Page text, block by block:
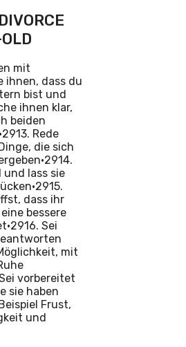
mit
ihnen, dass du
bist und
ihnen klar,
beiden
Rede
die sich
lass sie
dass ihr
bessere
Sei
mit
vorbereitet
sie haben
Frust,
und